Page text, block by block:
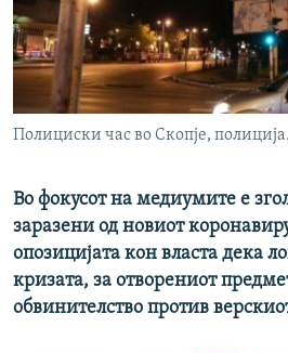
РСЕ веб страници
Полициски час во Скопје, полиција.
Во фокусот на медиумите е
заразени од новиот
опозицијата кон власта дека
кризата, за отворениот
обвинителство против